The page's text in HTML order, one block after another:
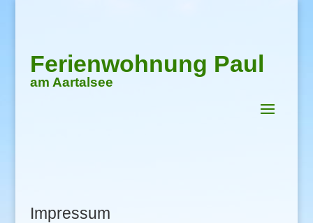
Ferienwohnung Paul
am Aartalsee
Impressum